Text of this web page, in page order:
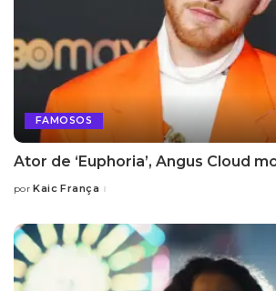
FAMOSOS
Ator de ‘Euphoria’, Angus Cloud
Posted
por Kaic França